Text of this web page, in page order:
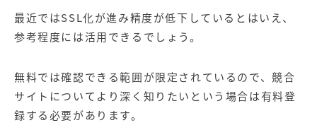
最近ではSSL化が進み精度が低下しているとはいえ、
参考程度には活用できるでしょう。
無料では確認できる範囲が限定されているので、競合
サイトについてより深く知りたいという場合は有料登
録する必要があります。